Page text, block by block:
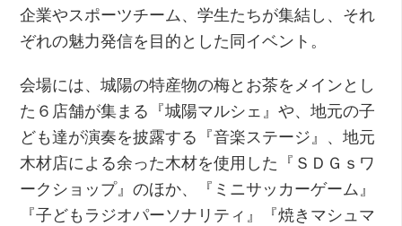
企業やスポーツチーム、学生たちが集結し、それ
ぞれの魅力発信を目的とした同イベント。
会場には、城陽の特産物の梅とお茶をメインとし
た６店舗が集まる『城陽マルシェ』や、地元の子
ども達が演奏を披露する『音楽ステージ』、地元
木材店による余った木材を使用した『ＳＤＧｓワ
ークショップ』のほか、『ミニサッカーゲーム』
『子どもラジオパーソナリティ』『焼きマシュマ